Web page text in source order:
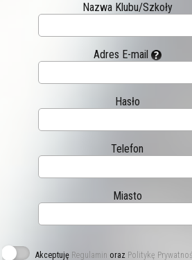
Nazwa Klubu/Szkoły
Adres E-mail
Hasło
Telefon
Miasto
Akceptuję Regulamin oraz Politykę